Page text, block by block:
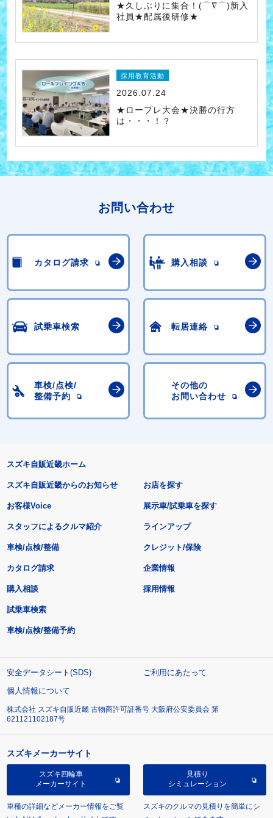
★久しぶりに集合！(⌒∇⌒)新入
社員★配属後研修★
採用教育活動
2026.07.24
★ロープレ大会★決勝の行方
は・・・！？
お問い合わせ
カタログ請求 購入相談
試乗車検索 転居連絡
車検/点検/
整備予約
その他の
お問い合わせ
スズキ自販近畿ホーム
スズキ自販近畿からのお知らせ
お客様Voice
スタッフによるクルマ紹介
お店を探す
展示車/試乗車を探す
ラインアップ
車検/点検/整備 クレジット/保険
カタログ請求
購入相談
試乗車検索
車検/点検/整備予約
企業情報
採用情報
安全データシート(SDS)
ご利用にあたって
個人情報について
株式会社 スズキ自販近畿 古物商許可証番号 大阪府公安委員会 第
621121102187号
スズキメーカーサイト
スズキ四輪車
メーカーサイト
車種の詳細などメーカー情報をご覧
見積り
シミュレーション
スズキのクルマの見積りを簡単にシ